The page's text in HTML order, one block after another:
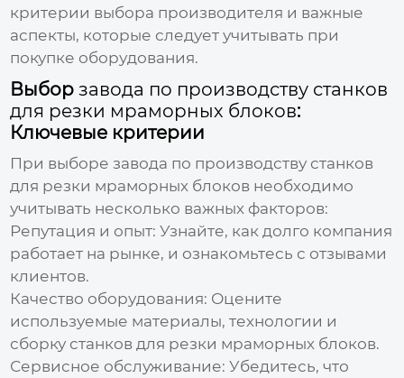
критерии выбора производителя и важные
аспекты, которые следует учитывать при
покупке оборудования.
Выборзавода по производству станков
для резки мраморных блоков:
Ключевые критерии
При выборезавода по производству станков
для резки мраморных блоков необходимо
учитывать несколько важных факторов:
Репутация и опыт: Узнайте, как долго компания
работает на рынке, и ознакомьтесь с отзывами
клиентов.
Качество оборудования: Оцените
используемые материалы, технологии и
сборку станков для резки мраморных блоков.
Сервисное обслуживание: Убедитесь, что